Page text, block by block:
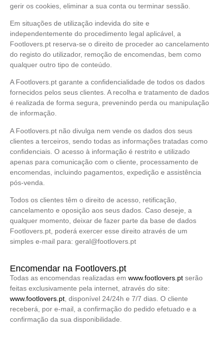
gerir os cookies, eliminar a sua conta ou terminar sessão.
Em situações de utilização indevida do site e
independentemente do procedimento legal aplicável, a
Footlovers.pt reserva-se o direito de proceder ao cancelamento
do registo do utilizador, remoção de encomendas, bem como
qualquer outro tipo de conteúdo.
A Footlovers.pt garante a confidencialidade de todos os dados
fornecidos pelos seus clientes. A recolha e tratamento de dados
é realizada de forma segura, prevenindo perda ou manipulação
de informação.
A Footlovers.pt não divulga nem vende os dados dos seus
clientes a terceiros, sendo todas as informações tratadas como
confidenciais. O acesso à informação é restrito e utilizado
apenas para comunicação com o cliente, processamento de
encomendas, incluindo pagamentos, expedição e assistência
pós-venda.
Todos os clientes têm o direito de acesso, retificação,
cancelamento e oposição aos seus dados. Caso deseje, a
qualquer momento, deixar de fazer parte da base de dados
Footlovers.pt, poderá exercer esse direito através de um
simples e-mail para: geral@footlovers.pt
Encomendar na Footlovers.pt
Todas as encomendas realizadas em www.footlovers.pt serão
feitas exclusivamente pela internet, através do site:
www.footlovers.pt , disponível 24/24h e 7/7 dias. O cliente
receberá, por e-mail, a confirmação do pedido efetuado e a
confirmação da sua disponibilidade.